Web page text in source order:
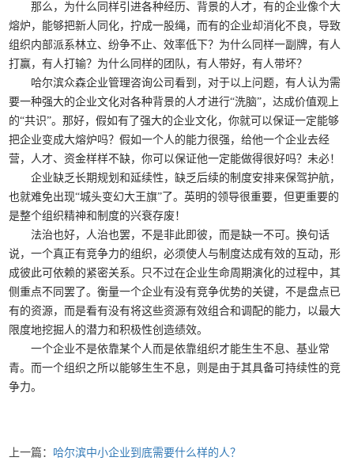
那么，为什么同样引进各种经历、背景的人才，有的企业像个大
熔炉，能够把新人同化，拧成一股绳，而有的企业却消化不良，导致
组织内部派系林立、纷争不止、效率低下？为什么同样一副牌，有人
打赢，有人打输？为什么同样的团队，有人带好，有人带坏？
哈尔滨众森企业管理咨询公司看到，对于以上问题，有人认为需
要一种强大的企业文化对各种背景的人才进行“洗脑”，达成价值观上
的“共识”。那好，假如有了强大的企业文化，你就可以保证一定能够
把企业变成大熔炉吗？假如一个人的能力很强，给他一个企业去经
营，人才、资金样样不缺，你可以保证他一定能做得很好吗？未必！
企业缺乏长期规划和延续性，缺乏后续的制度安排来保驾护航，
也就难免出现“城头变幻大王旗”了。英明的领导很重要，但更重要的
是整个组织精神和制度的兴衰存废！
法治也好，人治也罢，不是非此即彼，而是缺一不可。换句话
说，一个真正有竞争力的组织，必须使人与制度达成有效的互动，形
成彼此可依赖的紧密关系。只不过在企业生命周期演化的过程中，其
侧重点不同罢了。衡量一个企业有没有竞争优势的关键，不是盘点已
有的资源，而是看有没有将这些资源有效组合和调配的能力，以最大
限度地挖掘人的潜力和积极性创造绩效。
一个企业不是依靠某个人而是依靠组织才能生生不息、基业常
青。而一个组织之所以能够生生不息，则是由于其具备可持续性的竞
争力。
上一篇： 哈尔滨中小企业到底需要什么样的人？